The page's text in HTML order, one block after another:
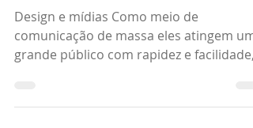
Ana Crys Tavares - CLA Programação Visual
27 de mar. de 2023
2 min de leitura